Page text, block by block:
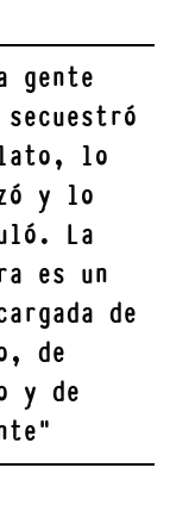
gente
lo
y lo
La
es un
de
de
y de
"